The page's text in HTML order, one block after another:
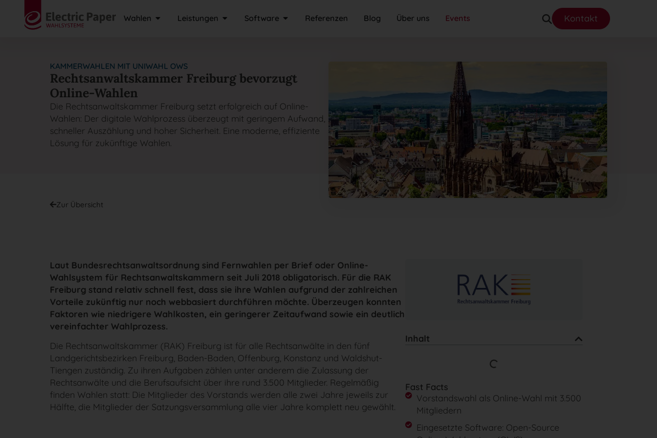
Wahlen Leistungen Software Referenzen Blog Über uns Events Kontakt
KAMMERWAHLEN MIT UNIWAHL OWS
Rechtsanwaltskammer Freiburg bevorzugt
Online-Wahlen
Die Rechtsanwaltskammer Freiburg setzt erfolgreich auf Online-
Wahlen: Der digitale Wahlprozess überzeugt mit geringem Aufwand,
schneller Auszählung und hoher Sicherheit. Eine moderne, effiziente
Lösung für zukünftige Wahlen.
Zur Übersicht
Laut Bundesrechtsanwaltsordnung sind Fernwahlen per Brief oder Online-
Wahlsystem für Rechtsanwaltskammern seit Juli 2018 obligatorisch. Für die RAK
Freiburg stand relativ schnell fest, dass sie ihre Wahlen aufgrund der zahlreichen
Vorteile zukünftig nur noch webbasiert durchführen möchte. Überzeugen konnten
Faktoren wie niedrigere Wahlkosten, ein geringerer Zeitaufwand sowie ein deutlich
vereinfachter Wahlprozess.
Die Rechtsanwaltskammer (RAK) Freiburg ist für alle Rechtsanwälte in den fünf
Landgerichtsbezirken Freiburg, Baden-Baden, Offenburg, Konstanz und Waldshut-
Tiengen zuständig. Zu ihren Aufgaben zählen unter anderem die Zulassung der
Rechtsanwälte und die Berufsaufsicht über ihre rund 3.500 Mitglieder. Regelmäßig
finden Wahlen statt: Die Mitglieder des Vorstands werden alle zwei Jahre jeweils zur
Hälfte, die Mitglieder der Satzungsversammlung alle vier Jahre komplett neu gewählt.
Inhalt
Fast Facts
Vorstandswahl als Online-Wahl mit 3.500
Mitgliedern
Eingesetzte Software: Open-Source